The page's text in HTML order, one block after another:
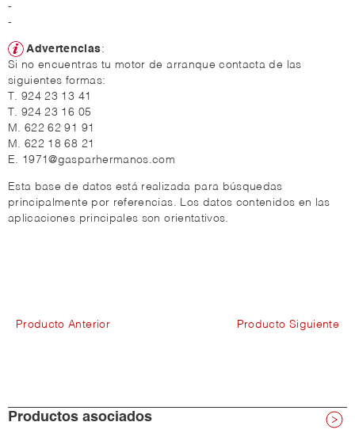
-
-
Advertencias:
Si no encuentras tu motor de arranque contacta de las
siguientes formas:
T. 924 23 13 41
T. 924 23 16 05
M. 622 62 91 91
M. 622 18 68 21
E. 1971@gasparhermanos.com
Esta base de datos está realizada para búsquedas
principalmente por referencias. Los datos contenidos en las
aplicaciones principales son orientativos.
Producto Anterior Producto Siguiente
Productos asociados